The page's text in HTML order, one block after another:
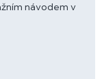
návodem v